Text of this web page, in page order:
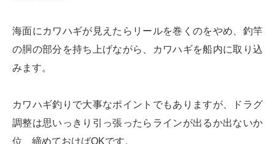
海面にカワハギが見えたらリールを巻くのをやめ、釣竿
の胴の部分を持ち上げながら、カワハギを船内に取り込
みます。
カワハギ釣りで大事なポイントでもありますが、ドラグ
調整は思いっきり引っ張ったらラインが出るか出ないか
位、締めておけばOKです。